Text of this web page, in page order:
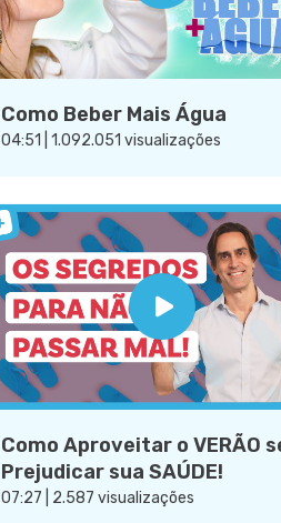
Como Beber Mais Água
04:51 | 1.092.051 visualizações
Como Aproveitar o VERÃO
Prejudicar sua SAÚDE!
07:27 | 2.587 visualizações